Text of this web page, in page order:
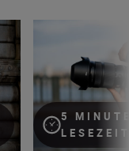
mit dem neuen
5